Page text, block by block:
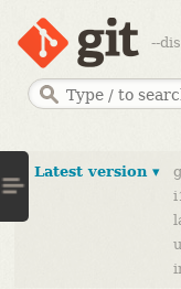
--
Latest version ▾